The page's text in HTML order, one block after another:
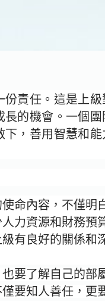
份責任。這是上
的機會。一個
，善用智慧和
命內容，不僅
力資源和財務預
有良好的關係
要了解自己的
要知人善任，更